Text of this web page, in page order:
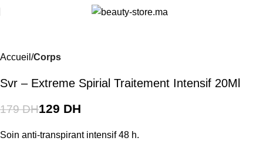
Accueil Corps
Svr – Extreme Spirial Traitement Intensif 20Ml
179DH129 DH
Soin anti-transpirant intensif 48 h.